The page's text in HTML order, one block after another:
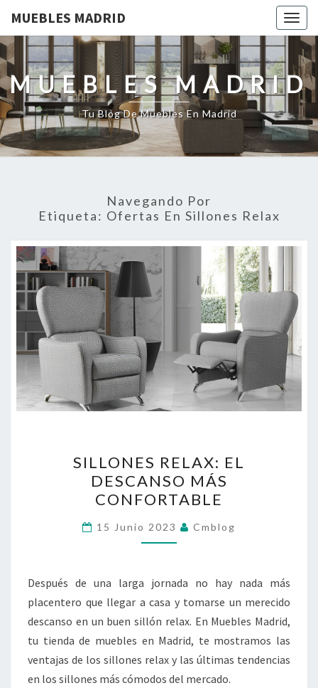
MUEBLES MADRID
MUEBLES MADRID
Tu Blog De Muebles En Madrid
Navegando Por
Etiqueta: Ofertas En Sillones Relax
RELAX:
EL
DESCANSO
MÁS
CONFORTABLE
SILLONES RELAX: EL
DESCANSO MÁS
CONFORTABLE
15 Junio 2023 Cmblog
Después de una larga jornada no hay nada más
placentero que llegar a casa y tomarse un merecido
descanso en un buen sillón relax. En Muebles Madrid,
tu tienda de muebles en Madrid, te mostramos las
ventajas de los sillones relax y las últimas tendencias
en los sillones más cómodos del mercado.